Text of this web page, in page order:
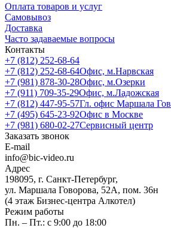
Оплата товаров и услуг
Самовывоз
Доставка
Часто задаваемые вопросы
Контакты
+7 (812) 252-68-64
+7 (812) 252-68-64Офис, м.Нарвская
+7 (981) 878-30-28Офис, м.Озерки
+7 (911) 709-35-29Офис, м.Ладожская
+7 (812) 447-95-57Гл. офис Маршала
+7 (495) 645-23-92Офис в Москве
+7 (981) 680-02-27Сервисный центр
Заказать звонок
E-mail
info@bic-video.ru
Адрес
198095, г. Санкт-Петербург,
ул. Маршала Говорова, 52А, пом. 36н
(4 этаж Бизнес-центра Алкотел)
Режим работы
Пн. – Пт.: с 9:00 до 18:00